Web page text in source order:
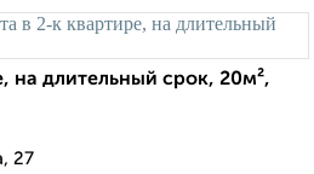
на длительный срок, 20м²,
27